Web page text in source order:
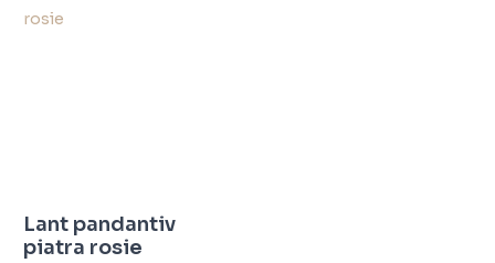
Lant pandantiv
piatra rosie